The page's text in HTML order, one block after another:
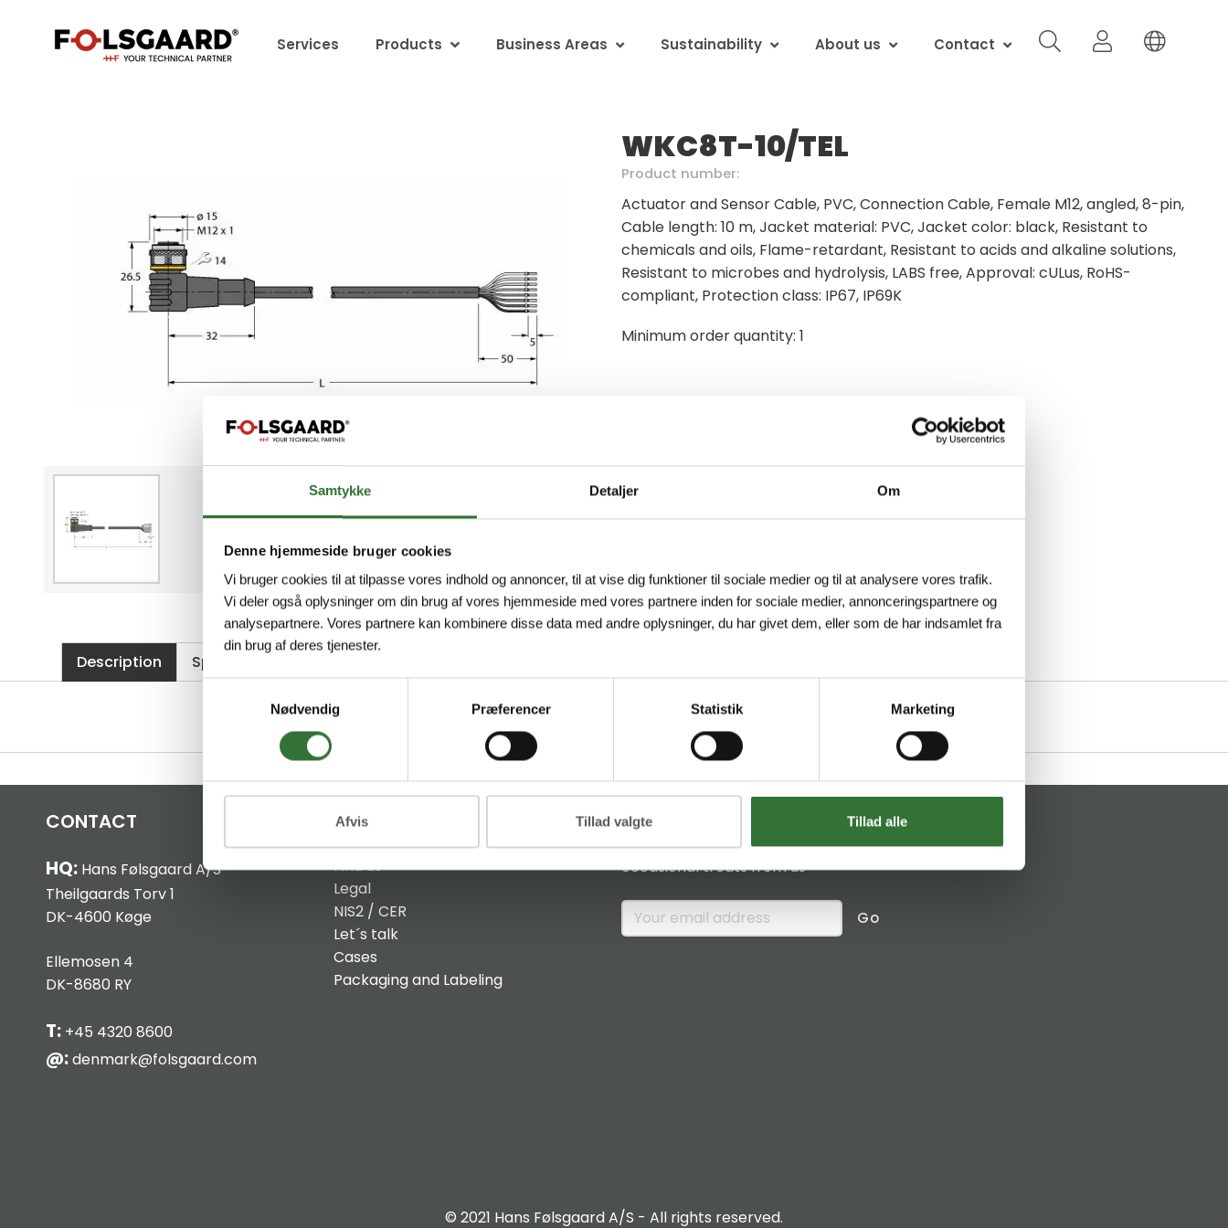
Samtykke Detaljer Om
Denne hjemmeside bruger cookies
Vi bruger cookies til at tilpasse vores indhold og annoncer, til at vise dig funktioner til sociale medier og til at analysere vores trafik.
Vi deler også oplysninger om din brug af vores hjemmeside med vores partnere inden for sociale medier, annonceringspartnere og
analysepartnere. Vores partnere kan kombinere disse data med andre oplysninger, du har givet dem, eller som de har indsamlet fra
din brug af deres tjenester.
Nødvendig
Præferencer Statistik Marketing
Afvis Tillad valgte Tillad alle
Services Products Business Areas Sustainability About us Contact
WKC8T-10/TEL
Product number:
Actuator and Sensor Cable, PVC, Connection Cable, Female M12, angled, 8-pin,
Cable length: 10 m, Jacket material: PVC, Jacket color: black, Resistant to
chemicals and oils, Flame-retardant, Resistant to acids and alkaline solutions,
Resistant to microbes and hydrolysis, LABS free, Approval: cULus, RoHS-
compliant, Protection class: IP67, IP69K
Minimum order quantity: 1
Description Specifications
CONTACT
HQ:Hans Følsgaard A/S
Theilgaards Torv 1
DK-4600 Køge
Ellemosen 4
DK-8680 RY
T:+45 4320 8600
@:denmark@folsgaard.com
INFO
Find us
Legal
NIS2 / CER
Let´s talk
Cases
Packaging and Labeling
News & Insights
Sign up if you would like to receive
occasional treats from us
Go
© 2021 Hans Følsgaard A/S - All rights reserved.